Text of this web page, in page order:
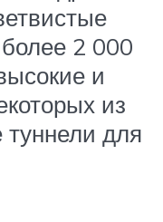
2 000
и
из
для